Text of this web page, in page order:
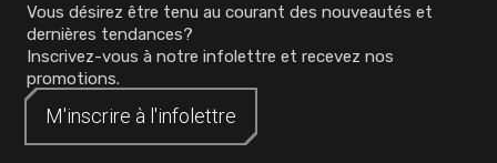
Vous désirez être tenu au courant des nouveautés et
dernières tendances?
Inscrivez-vous à notre infolettre et recevez nos
promotions.
M'inscrire à l'infolettre
M'inscrire à l'infolettre